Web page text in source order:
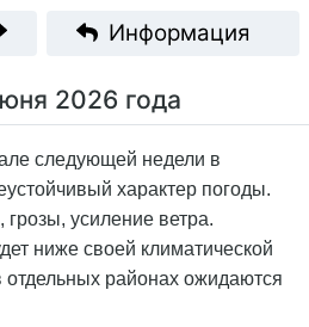
Информация
2026 года
следующей недели в
характер погоды.
усиление ветра.
ниже своей климатической
районах ожидаются